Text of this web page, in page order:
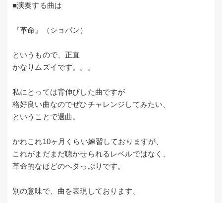
■演奏する曲は
『革命』（ショパン）
というもので、正直
かなりムズイです。。。
私にとっては背伸びした曲ですが
格好良い曲なのでぜひチャレンジしてみたい、
ということで選曲。
かれこれ10ヶ月くらい練習しておりますが、
これがまだまだ聴かせられるレベルではなく、
革命的なほどのヘタっぷりです。
別の意味で、曲を表現しております。